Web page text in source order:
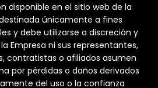
disponible en el sitio web de la
únicamente a fines
y debe utilizarse a discreción y
Empresa ni sus representantes,
contratistas o afiliados asumen
por pérdidas o daños derivados
del uso o la confianza